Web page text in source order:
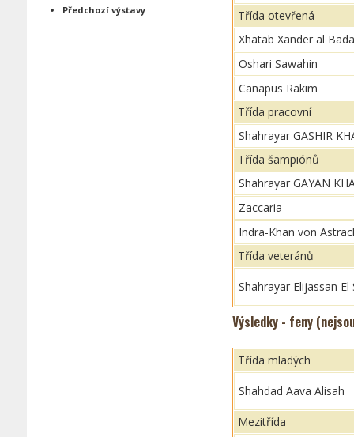
Třída otevřená
Xhatab Xander al
Oshari Sawahin
Canapus Rakim
Třída pracovní
Shahrayar GASHIR
Třída šampiónů
Shahrayar GAYAN
Zaccaria
Indra-Khan von
Třída veteránů
Shahrayar Elijassan El
Výsledky - feny
Třída mladých
Shahdad Aava Alisah
Mezitřída
Předchozí výstavy